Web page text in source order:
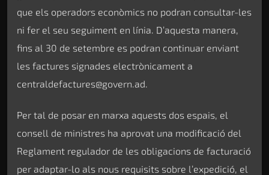
que els operadors econòmics no podran consultar-les
ni fer el seu seguiment en línia. D’aquesta manera,
fins al 30 de setembre es podran continuar enviant
les factures signades electrònicament a
centraldefactures@govern.ad.
Per tal de posar en marxa aquests dos espais, el
consell de ministres ha aprovat una modificació del
Reglament regulador de les obligacions de facturació
per adaptar-lo als nous requisits sobre l’expedició, el